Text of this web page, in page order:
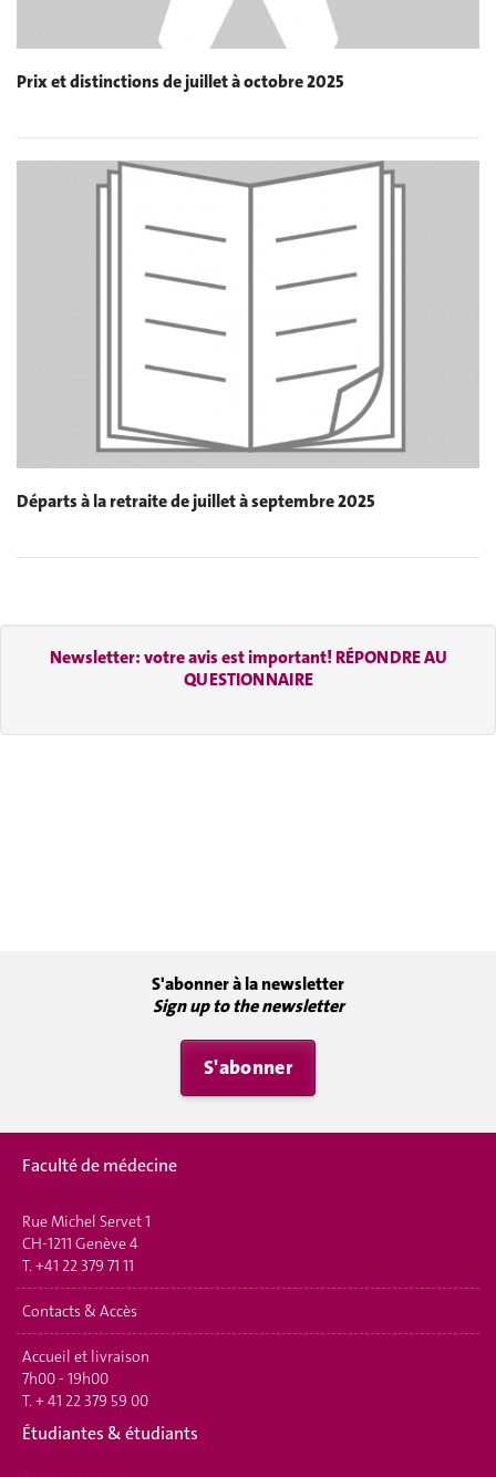
Prix et distinctions de juillet à octobre 2025
Départs à la retraite de juillet à septembre 2025
Newsletter: votre avis est important! RÉPONDRE AU
QUESTIONNAIRE
S'abonner à la newsletter
Sign up to the newsletter
S'abonner
Faculté de médecine
Rue Michel Servet 1
CH-1211 Genève 4
T. +41 22 379 71 11
Contacts & Accès
Accueil et livraison
7h00 - 19h00
T. + 41 22 379 59 00
Étudiantes & étudiants